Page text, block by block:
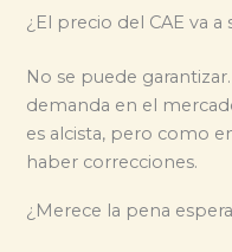
¿El precio del CAE va
No se puede
demanda en el
es alcista, pero como
haber correcciones.
¿Merece la pena